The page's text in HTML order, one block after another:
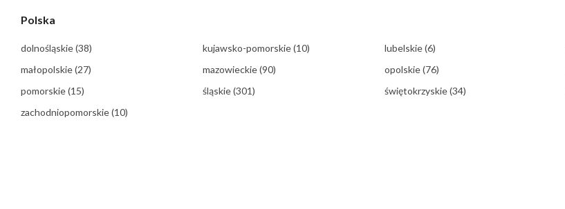
Polska
dolnośląskie(38) kujawsko-pomorskie(10) lubelskie(6)
małopolskie(27) mazowieckie(90) opolskie(76)
pomorskie(15) śląskie(301) świętokrzyskie(34)
zachodniopomorskie(10)